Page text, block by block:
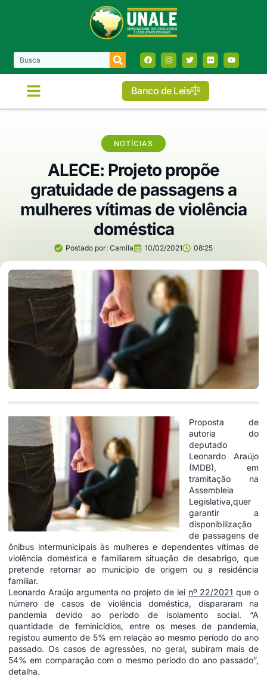
Banco de Leis
NOTÍCIAS
ALECE: Projeto propõe
gratuidade de passagens a
mulheres vítimas de violência
doméstica
Postado por: Camila 10/02/2021 08:25
Proposta de
autoria do
deputado
Leonardo Araújo
(MDB), em
tramitação na
Assembleia
Legislativa,quer
garantir a
disponibilização
de passagens de
ônibus intermunicipais às mulheres e dependentes vítimas de
violência doméstica e familiarem situação de desabrigo, que
pretende retornar ao município de origem ou a residência
familiar.
Leonardo Araújo argumenta no projeto de lei nº 22/2021 que o
número de casos de violência doméstica, dispararam na
pandemia devido ao período de isolamento social. “A
quantidade de feminicídios, entre os meses de pandemia,
registou aumento de 5% em relação ao mesmo período do ano
passado. Os casos de agressões, no geral, subiram mais de
54% em comparação com o mesmo período do ano passado”,
detalha.